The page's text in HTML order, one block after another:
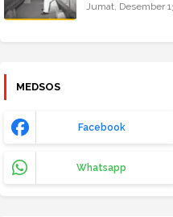
Jumat, Desember
MEDSOS
Facebook
Whatsapp